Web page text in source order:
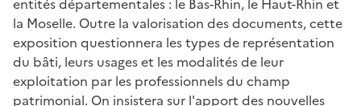
la Moselle. Outre la valorisation des documents, cette
exposition questionnera les types de représentation
du bâti, leurs usages et les modalités de leur
exploitation par les professionnels du champ
patrimonial. On insistera sur l'apport des nouvelles